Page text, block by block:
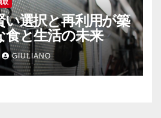
取
い選択と再利用が築
食と生活の未来
GIULIANO